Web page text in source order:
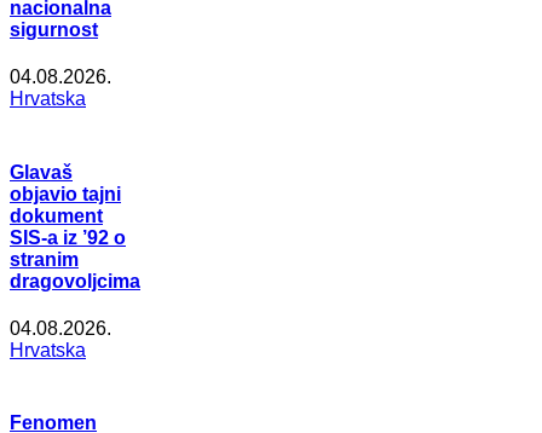
nacionalna
sigurnost
04.08.2026.
Hrvatska
Glavaš
objavio tajni
dokument
SIS-a iz ’92 o
stranim
dragovoljcima
04.08.2026.
Hrvatska
Fenomen